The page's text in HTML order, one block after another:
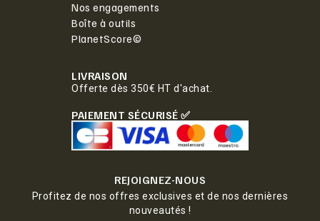
Nos engagements
Boîte à outils
PlanetScore©
LIVRAISON
Offerte dès 350€ HT d'achat.
PAIEMENT SÉCURISÉ ✅
REJOIGNEZ-NOUS
Profitez de nos offres exclusives et de nos dernières
nouveautés !